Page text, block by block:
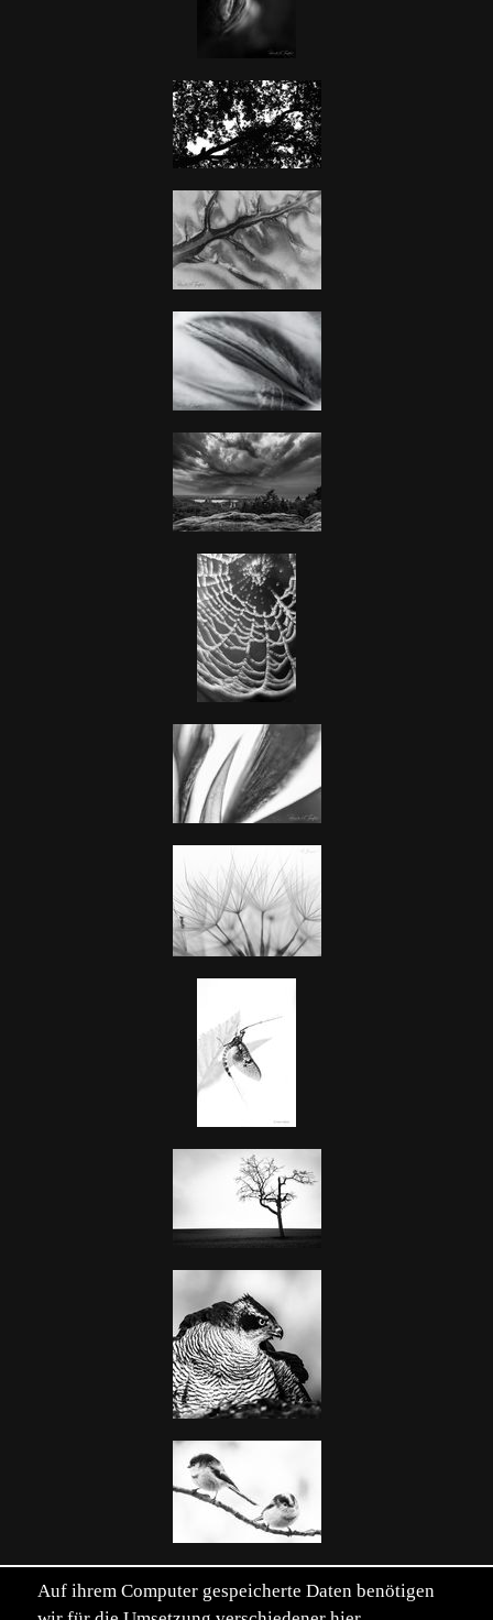
Auf ihrem Computer gespeicherte Daten benötigen